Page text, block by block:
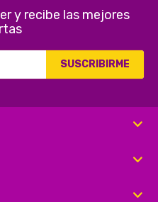
y recibe las mejores
SUSCRIBIRME